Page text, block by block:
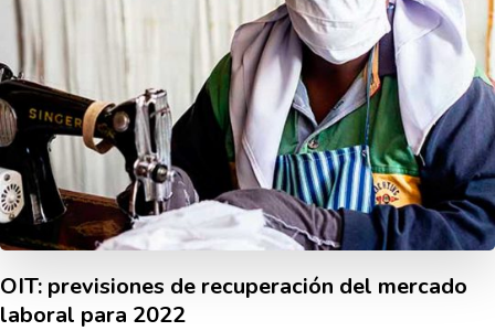
OIT: previsiones de recuperación del mercado
laboral para 2022